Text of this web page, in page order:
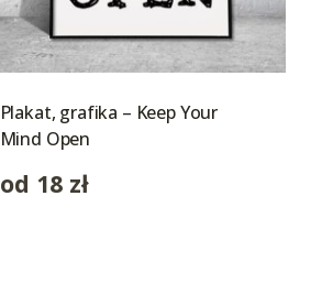
Plakat, grafika – Keep Your
Mind Open
od 18 zł